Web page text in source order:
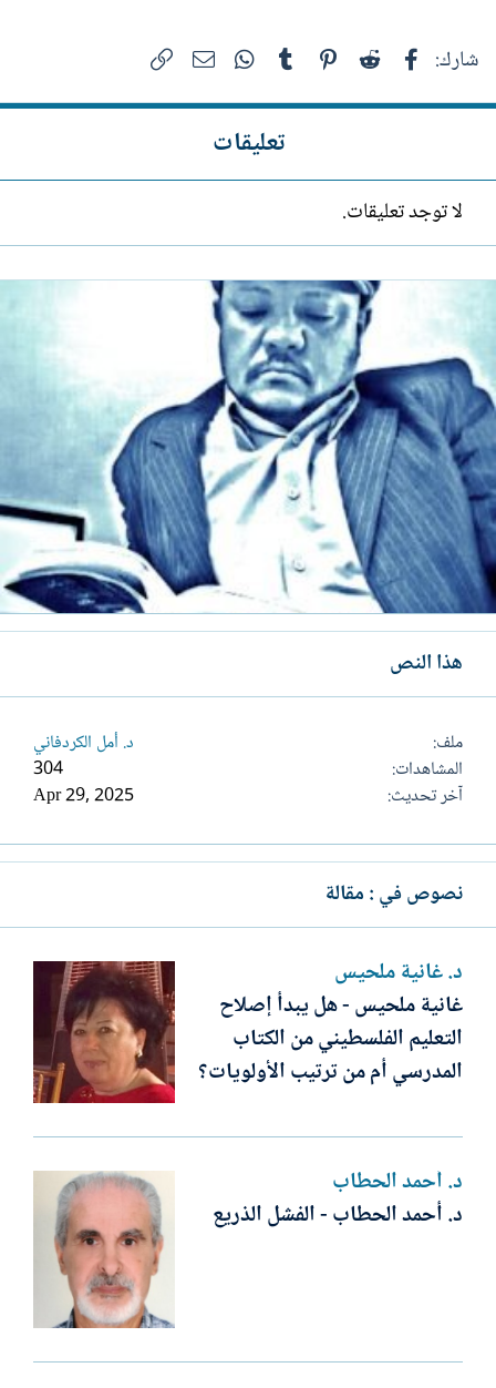
شارك: فيسبوك Reddit
Pinterest
Tumblr
WhatsAppالبريد الإلكتروني
تعليقات
لا توجد تعليقات.
هذا النص
ملف
د. أمل الكردفاني
المشاهدات
304
آخر تحديث
Apr 29, 2025
نصوص في : مقالة
د. غانية ملحيس
غانية ملحيس - هل يبدأ إصلاح
التعليم الفلسطيني من الكتاب
المدرسي أم من ترتيب الأولويات؟
د. أحمد الحطاب
د. أحمد الحطاب - الفشل الذريع